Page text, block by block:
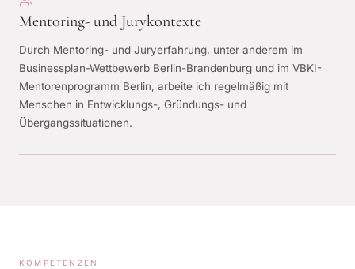
Mentoring- und Jurykontexte
Durch Mentoring- und Juryerfahrung, unter anderem im
Businessplan-Wettbewerb Berlin-Brandenburg und im VBKI-
Mentorenprogramm Berlin, arbeite ich regelmäßig mit
Menschen in Entwicklungs-, Gründungs- und
Übergangssituationen.
KOMPETENZEN